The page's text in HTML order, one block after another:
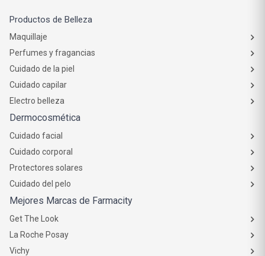
Productos de Belleza
Maquillaje
Perfumes y fragancias
Cuidado de la piel
Cuidado capilar
Electro belleza
Dermocosmética
Cuidado facial
Cuidado corporal
Protectores solares
Cuidado del pelo
Mejores Marcas de Farmacity
Get The Look
La Roche Posay
Vichy